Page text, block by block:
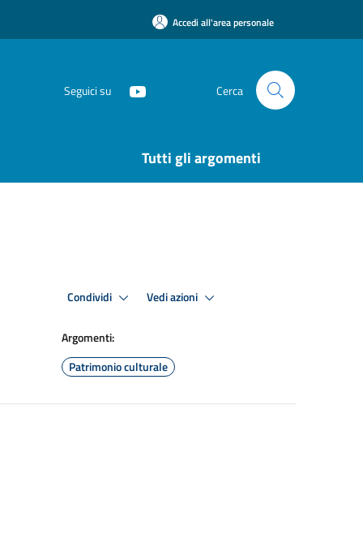
Accedi all'area personale
Seguici su Cerca
Tutti gli argomenti
Condividi Vedi azioni
Argomenti:
Patrimonio culturale